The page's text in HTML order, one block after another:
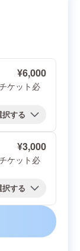
¥6,000
ケット必
¥3,000
ケット必